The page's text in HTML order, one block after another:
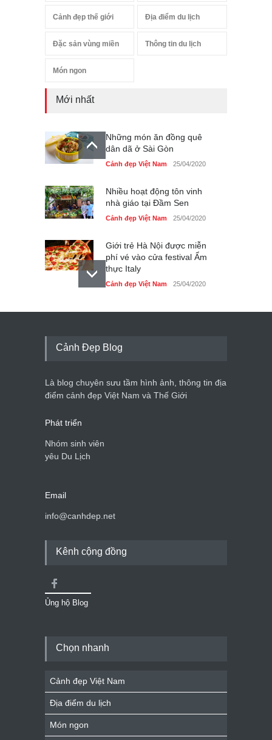
Cảnh đẹp thế giới Địa điểm du lịch
Đặc sản vùng miền Thông tin du lịch
Món ngon
Mới nhất
Những món ăn đồng quê
dân dã ở Sài Gòn
Cảnh đẹp Việt Nam 25/04/2020
Nhiều hoạt động tôn vinh
nhà giáo tại Đầm Sen
Cảnh đẹp Việt Nam 25/04/2020
Giới trẻ Hà Nội được miễn
phí vé vào cửa festival Ẩm
thực Italy
Cảnh đẹp Việt Nam 25/04/2020
Tam giác mạch khoe sắc
du lịch quốc gia
Cảnh đẹp Việt Nam 24/04/2020
Cảnh Đẹp Blog
Là blog chuyên sưu tầm hình ảnh, thông tin địa
điểm cảnh đẹp Việt Nam và Thế Giới
Phát triển
Nhóm sinh viên
yêu Du Lịch
Email
info@canhdep.net
Kênh cộng đồng
Ủng hộ Blog
Chọn nhanh
Cảnh đẹp Việt Nam
Địa điểm du lịch
Món ngon